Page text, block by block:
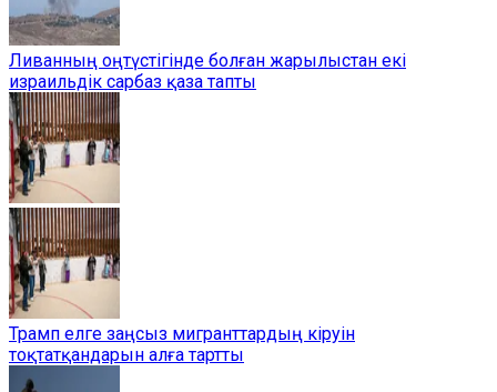
Ливанның оңтүстігінде болған жарылыстан екі
израильдік сарбаз қаза тапты
Трамп елге заңсыз мигранттардың кіруін
тоқтатқандарын алға тартты